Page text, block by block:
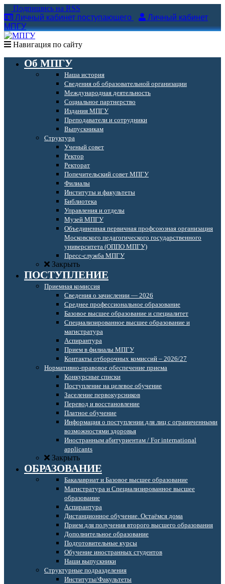
Подпишись на RSS
Личный кабинет поступающего
Личный кабинет
МПГУ
Навигация по сайту
Об МПГУ
Наша история
Сведения об образовательной организации
Международная деятельность
Социальное партнерство
Издания МПГУ
Преподаватели и сотрудники
Выпускникам
Структура
Ученый совет
Ректор
Ректорат
Попечительский совет МПГУ
Филиалы
Институты и факультеты
Библиотека
Управления и отделы
Музей МПГУ
Объединенная первичная профсоюзная организация
Московского педагогического государственного
университета (ОППО МПГУ)
Пресс-служба МПГУ
Закрыть
ПОСТУПЛЕНИЕ
Приемная комиссия
Сведения о зачислении — 2026
Среднее профессиональное образование
Базовое высшее образование и специалитет
Специализированное высшее образование и
магистратура
Аспирантура
Прием в филиалы МПГУ
Контакты отборочных комиссий – 2026/27
Нормативно-правовое обеспечение приема
Конкурсные списки
Поступление на целевое обучение
Заселение первокурсников
Перевод и восстановление
Платное обучение
Информация о поступлении для лиц с ограниченными
возможностями здоровья
Иностранным абитуриентам / For international
applicants
Закрыть
ОБРАЗОВАНИЕ
Бакалавриат и Базовое высшее образование
Магистратура и Специализированное высшее
образование
Аспирантура
Дистанционное обучение. Остаёмся дома
Прием для получения второго высшего образования
Дополнительное образование
Подготовительные курсы
Обучение иностранных студентов
Наши выпускники
Структурные подразделения
Институты/Факультеты